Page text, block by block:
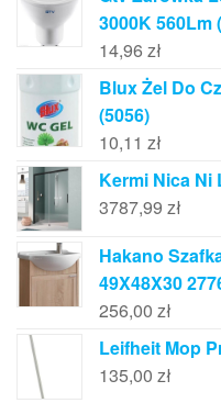
3000K 560Lm
14,96 zł
Blux Żel Do
(5056)
10,11 zł
Kermi Nica Ni
3787,99 zł
Hakano
49X48X30
256,00 zł
Leifheit Mop
135,00 zł